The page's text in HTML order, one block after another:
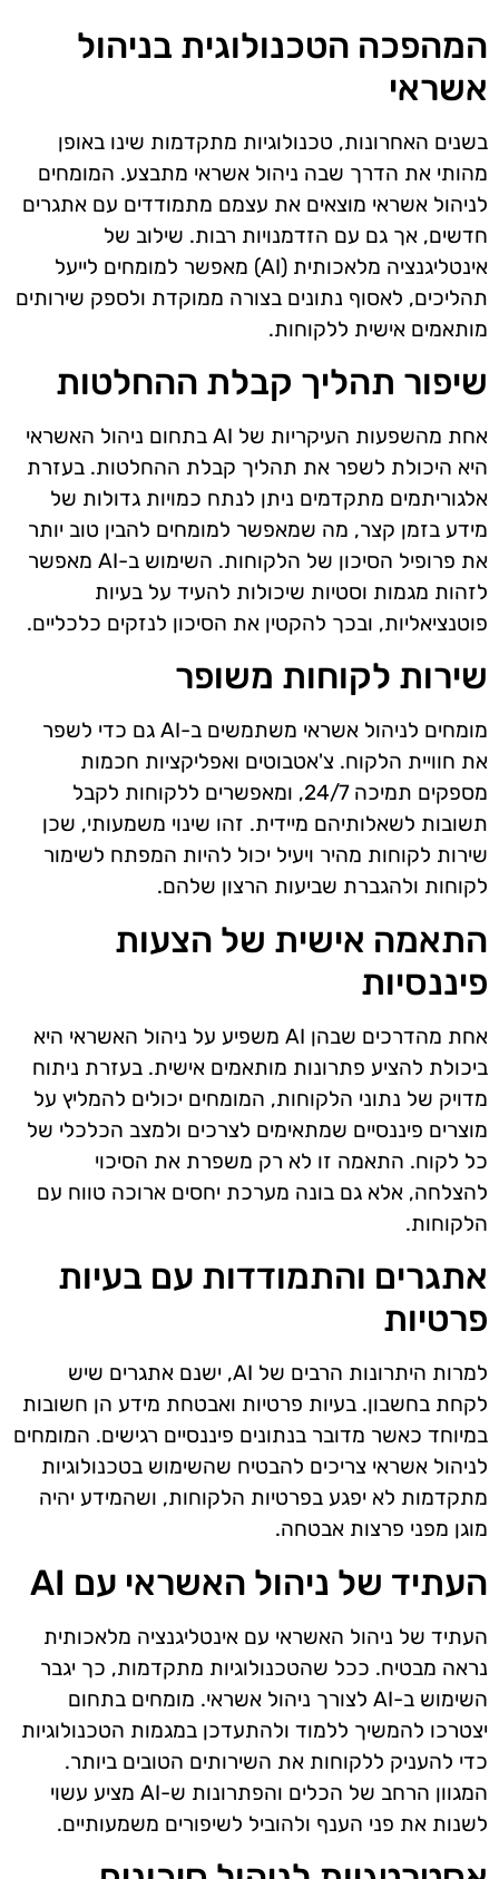
המהפכה הטכנולוגית בניהול
אשראי
בשנים האחרונות, טכנולוגיות מתקדמות שינו באופן
מהותי את הדרך שבה ניהול אשראי מתבצע. המומחים
לניהול אשראי מוצאים את עצמם מתמודדים עם אתגרים
חדשים, אך גם עם הזדמנויות רבות. שילוב של
אינטליגנציה מלאכותית (AI) מאפשר למומחים לייעל
תהליכים, לאסוף נתונים בצורה ממוקדת ולספק שירותים
מותאמים אישית ללקוחות.
שיפור תהליך קבלת ההחלטות
אחת מהשפעות העיקריות של AI בתחום ניהול האשראי
היא היכולת לשפר את תהליך קבלת ההחלטות. בעזרת
אלגוריתמים מתקדמים ניתן לנתח כמויות גדולות של
מידע בזמן קצר, מה שמאפשר למומחים להבין טוב יותר
את פרופיל הסיכון של הלקוחות. השימוש ב-AI מאפשר
לזהות מגמות וסטיות שיכולות להעיד על בעיות
פוטנציאליות, ובכך להקטין את הסיכון לנזקים כלכליים.
שירות לקוחות משופר
מומחים לניהול אשראי משתמשים ב-AI גם כדי לשפר
את חוויית הלקוח. צ'אטבוטים ואפליקציות חכמות
מספקים תמיכה 24/7, ומאפשרים ללקוחות לקבל
תשובות לשאלותיהם מיידית. זהו שינוי משמעותי, שכן
שירות לקוחות מהיר ויעיל יכול להיות המפתח לשימור
לקוחות ולהגברת שביעות הרצון שלהם.
התאמה אישית של הצעות
פיננסיות
אחת מהדרכים שבהן AI משפיע על ניהול האשראי היא
ביכולת להציע פתרונות מותאמים אישית. בעזרת ניתוח
מדויק של נתוני הלקוחות, המומחים יכולים להמליץ על
מוצרים פיננסיים שמתאימים לצרכים ולמצב הכלכלי של
כל לקוח. התאמה זו לא רק משפרת את הסיכוי
להצלחה, אלא גם בונה מערכת יחסים ארוכה טווח עם
הלקוחות.
אתגרים והתמודדות עם בעיות
פרטיות
למרות היתרונות הרבים של AI, ישנם אתגרים שיש
לקחת בחשבון. בעיות פרטיות ואבטחת מידע הן חשובות
במיוחד כאשר מדובר בנתונים פיננסיים רגישים. המומחים
לניהול אשראי צריכים להבטיח שהשימוש בטכנולוגיות
מתקדמות לא יפגע בפרטיות הלקוחות, ושהמידע יהיה
מוגן מפני פרצות אבטחה.
העתיד של ניהול האשראי עם AI
העתיד של ניהול האשראי עם אינטליגנציה מלאכותית
נראה מבטיח. ככל שהטכנולוגיות מתקדמות, כך יגבר
השימוש ב-AI לצורך ניהול אשראי. מומחים בתחום
יצטרכו להמשיך ללמוד ולהתעדכן במגמות הטכנולוגיות
כדי להעניק ללקוחות את השירותים הטובים ביותר.
המגוון הרחב של הכלים והפתרונות ש-AI מציע עשוי
לשנות את פני הענף ולהוביל לשיפורים משמעותיים.